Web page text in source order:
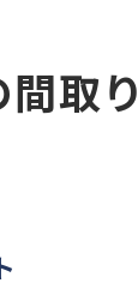
スルームを
県瑞穂市の
ベーション
取